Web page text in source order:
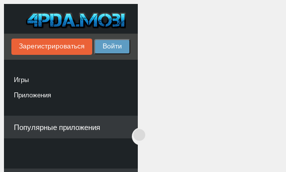
Зарегистрироваться Войти
Игры
Приложения
Популярные приложения